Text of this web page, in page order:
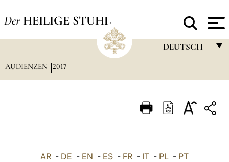
Der HEILIGE STUHL
DEUTSCH
ITALIANO
AUDIENZEN 2017
AR - DE - EN - ES - FR - IT - PL - PT